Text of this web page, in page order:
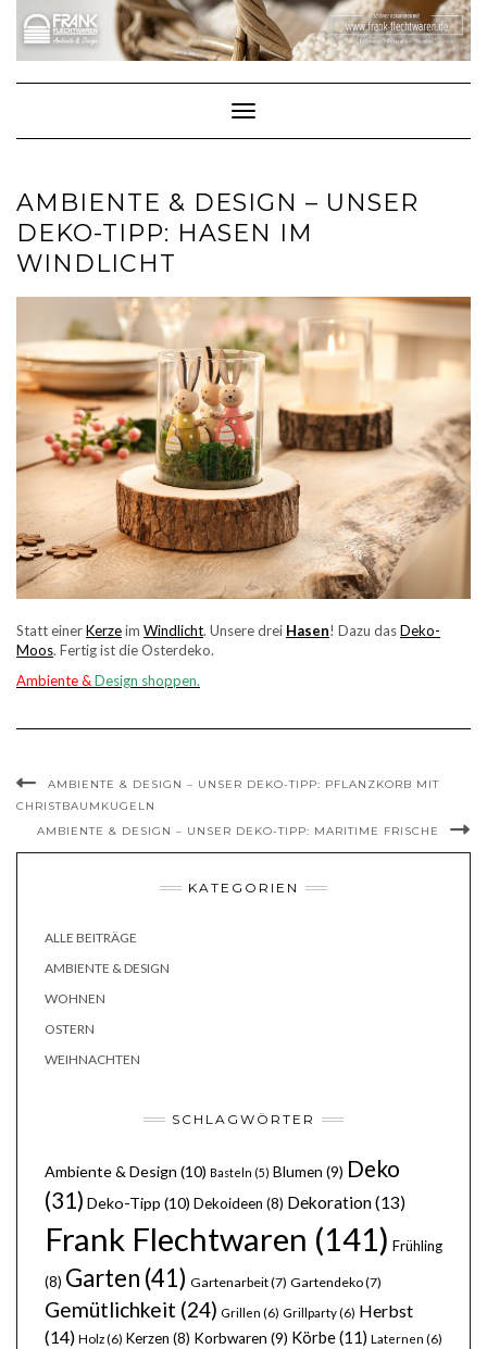
content
Toggle Navigation
AMBIENTE & DESIGN – UNSER
DEKO-TIPP: HASEN IM
WINDLICHT
Statt einerKerzeim Windlicht. Unsere drei Hasen! Dazu dasDeko-
Moos. Fertig ist die Osterdeko.
Ambiente &Design shoppen.
AMBIENTE & DESIGN – UNSER DEKO-TIPP: PFLANZKORB MIT
CHRISTBAUMKUGELN
AMBIENTE & DESIGN – UNSER DEKO-TIPP: MARITIME FRISCHE
KATEGORIEN
ALLE BEITRÄGE
AMBIENTE & DESIGN
WOHNEN
OSTERN
WEIHNACHTEN
SCHLAGWÖRTER
Ambiente & Design (10) Basteln (5) Blumen (9) Deko
(31) Deko-Tipp (10) Dekoideen (8) Dekoration(13)
Frank Flechtwaren (141) Frühling
(8) Garten (41) Gartenarbeit(7) Gartendeko(7)
Gemütlichkeit (24) Grillen (6) Grillparty(6) Herbst
(14) Holz(6) Kerzen (8) Korbwaren (9) Körbe(11) Laternen (6)